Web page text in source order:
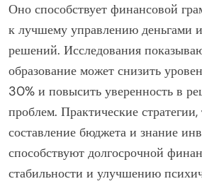
Оно способствует финансовой
к лучшему управлению деньгами
решений. Исследования
образование может снизить
30% и повысить уверенность в
проблем. Практические стратегии,
составление бюджета и знание
способствуют долгосрочной
стабильности и улучшению